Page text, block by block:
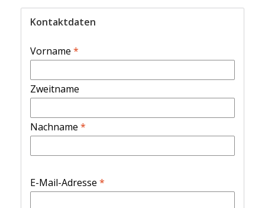
Kontaktdaten
Vorname *
Zweitname
Nachname *
E-Mail-Adresse *